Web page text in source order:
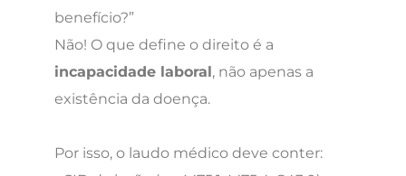
benefício?”
Não! O que define o direito é a
incapacidade laboral, não apenas a
existência da doença.
Por isso, o laudo médico deve conter: